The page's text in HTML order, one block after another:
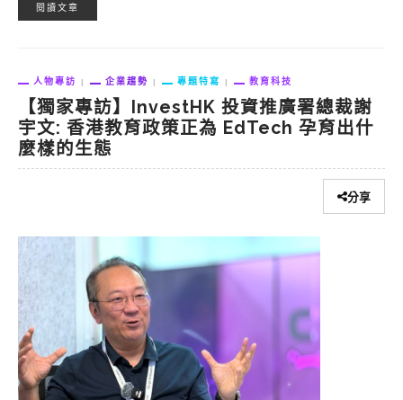
閱讀文章
人物專訪 企業趨勢 專題特寫 教育科技
【獨家專訪】InvestHK 投資推廣署總裁謝
宇文: 香港教育政策正為 EdTech 孕育出什
麼樣的生態
分享